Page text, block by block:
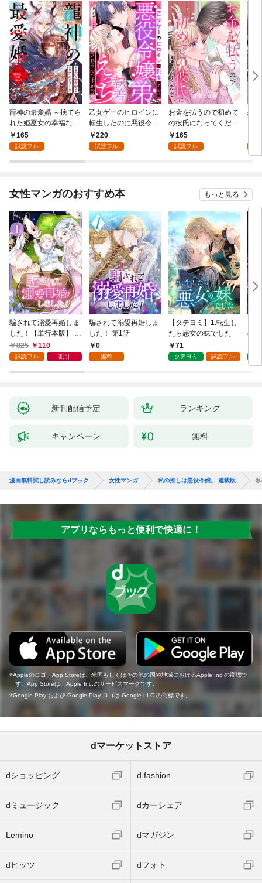
龍神の最愛婚 ～捨てら
れた姫巫女の幸福な嫁
入り～: 1
165
試読フル
乙女ゲーのヒロインに
転生したのに悪役令嬢
の弟（攻略対象外）に
執着えっちされるんで
220
試読フル
お金を払うので初めて
の彼氏になってくださ
い: 1
165
試読フル
恋
女性マンガのおすすめ本 もっと見る
騙されて溺愛再婚しま
した！【単行本版】 1
巻825 110
試読フル 割引
騙されて溺愛再婚しま
した！ 第1話
0
無料
【タテヨミ】1.転生し
たら悪女の妹でした
71
タテヨミ 試読フル
の
新刊配信予定 ランキング
キャンペーン 無料
漫画無料試し読みならdブック 女性マンガ 私の推しは悪役令嬢。 連載版
アプリならもっと便利で快適に！
Appleのロゴ、App Storeは、米国もしくはその他の国や地域におけるApple Inc.の商標で
す。App Storeは、Apple Inc.のサービスマークです。
Google Play および Google Play ロゴは Google LLC の商標です。
dマーケットストア
dショッピング d fashion
dミュージック dカーシェア
Lemino dマガジン
dヒッツ dフォト